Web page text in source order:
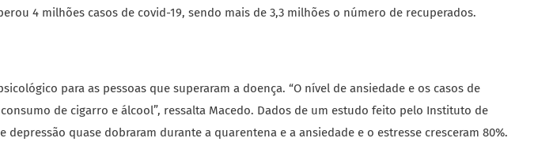
4 milhões casos de covid-19, sendo mais de 3,3 milhões o número de recuperados.
para as pessoas que superaram a doença. “O nível de ansiedade e os casos de
de cigarro e álcool”, ressalta Macedo. Dados de um estudo feito pelo Instituto de
quase dobraram durante a quarentena e a ansiedade e o estresse cresceram 80%.